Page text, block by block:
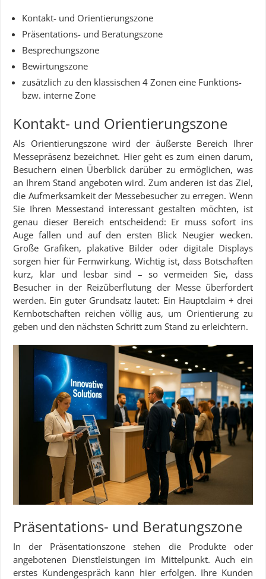
Kontakt- und Orientierungszone
Präsentations- und Beratungszone
Besprechungszone
Bewirtungszone
zusätzlich zu den klassischen 4 Zonen eine Funktions-
bzw. interne Zone
Kontakt- und Orientierungszone
Als Orientierungszone wird der äußerste Bereich Ihrer
Messepräsenz bezeichnet. Hier geht es zum einen darum,
Besuchern einen Überblick darüber zu ermöglichen, was
an Ihrem Stand angeboten wird. Zum anderen ist das Ziel,
die Aufmerksamkeit der Messebesucher zu erregen. Wenn
Sie Ihren Messestand interessant gestalten möchten, ist
genau dieser Bereich entscheidend: Er muss sofort ins
Auge fallen und auf den ersten Blick Neugier wecken.
Große Grafiken, plakative Bilder oder digitale Displays
sorgen hier für Fernwirkung. Wichtig ist, dass Botschaften
kurz, klar und lesbar sind – so vermeiden Sie, dass
Besucher in der Reizüberflutung der Messe überfordert
werden. Ein guter Grundsatz lautet: Ein Hauptclaim + drei
Kernbotschaften reichen völlig aus, um Orientierung zu
geben und den nächsten Schritt zum Stand zu erleichtern.
Präsentations- und Beratungszone
In der Präsentationszone stehen die Produkte oder
angebotenen Dienstleistungen im Mittelpunkt. Auch ein
erstes Kundengespräch kann hier erfolgen. Ihre Kunden